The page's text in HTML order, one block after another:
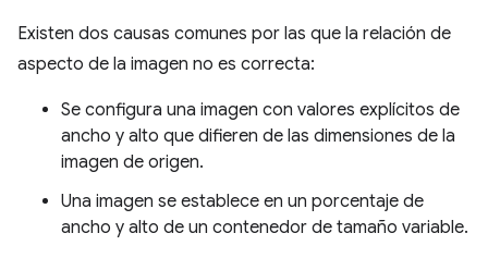
Existen dos causas comunes por las que la relación de
aspecto de la imagen no es correcta:
Se configura una imagen con valores explícitos de
ancho y alto que difieren de las dimensiones de la
imagen de origen.
Una imagen se establece en un porcentaje de
ancho y alto de un contenedor de tamaño variable.